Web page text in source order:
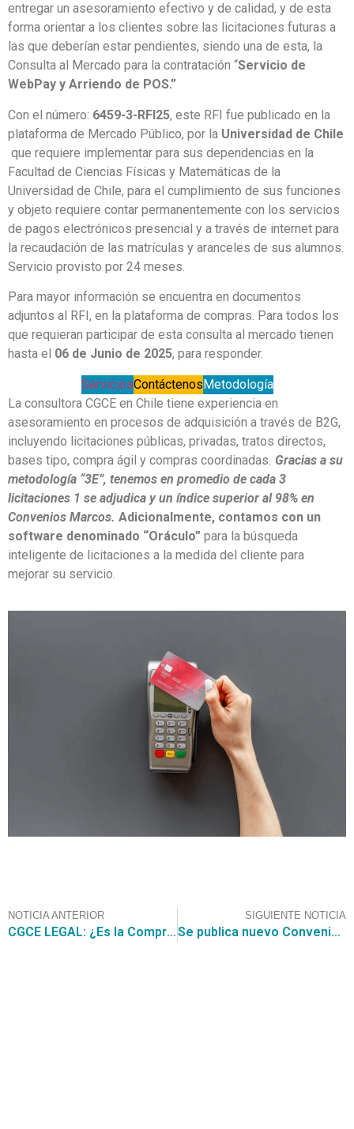
entregar un asesoramiento efectivo y de calidad, y de esta
forma orientar a los clientes sobre las licitaciones futuras a
las que deberían estar pendientes, siendo una de esta, la
Consulta al Mercado para la contratación “Servicio de
WebPay y Arriendo de POS.”
Con el número: 6459-3-RFI25, este RFI fue publicado en la
plataforma de Mercado Público, por la Universidad de Chile
que requiere implementar para sus dependencias en la
Facultad de Ciencias Físicas y Matemáticas de la
Universidad de Chile, para el cumplimiento de sus funciones
y objeto requiere contar permanentemente con los servicios
de pagos electrónicos presencial y a través de internet para
la recaudación de las matrículas y aranceles de sus alumnos.
Servicio provisto por 24 meses.
Para mayor información se encuentra en documentos
adjuntos al RFI, en la plataforma de compras. Para todos los
que requieran participar de esta consulta al mercado tienen
hasta el 06 de Junio de 2025, para responder.
ServiciosContáctenosMetodología
La consultora CGCE en Chile tiene experiencia en
asesoramiento en procesos de adquisición a través de B2G,
incluyendo licitaciones públicas, privadas, tratos directos,
bases tipo, compra ágil y compras coordinadas Gracias a su
metodología “3E”, tenemos en promedio de cada 3
licitaciones 1 se adjudica y un índice superior al 98% en
Convenios Marcos. Adicionalmente, contamos con un
software denominado “Oráculo” para la búsqueda
inteligente de licitaciones a la medida del cliente para
mejorar su servicio.
NOTICIA ANTERIOR
CGCE LEGAL: ¿Es la Compra Ágil un Trato Directo?
SIGUIENTE NOTICIA
Se publica nuevo Convenio Marco Mobiliario General ID: 2239-4-LR25, Asesórate con CGCE